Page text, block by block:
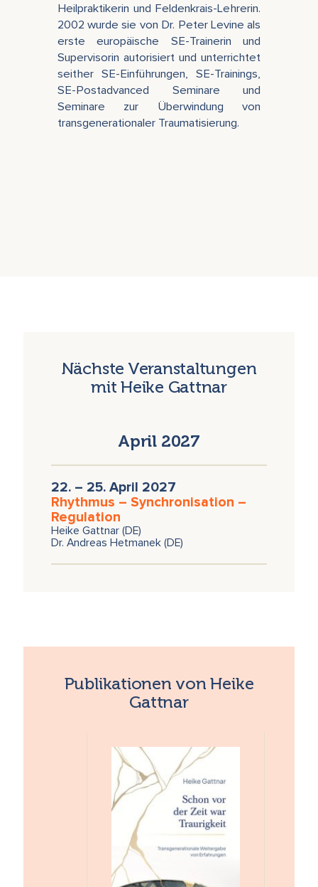
Heilpraktikerin und Feldenkrais-Lehrerin.
2002 wurde sie von Dr. Peter Levine als
erste europäische SE-Trainerin und
Supervisorin autorisiert und unterrichtet
seither SE-Einführungen, SE-Trainings,
SE-Postadvanced Seminare und
Seminare zur Überwindung von
transgenerationaler Traumatisierung.
Nächste Veranstaltungen
mit Heike Gattnar
April 2027
22. – 25. April 2027
Rhythmus – Synchronisation –
Regulation
Heike Gattnar (DE)
Dr. Andreas Hetmanek (DE)
Publikationen von Heike
Gattnar